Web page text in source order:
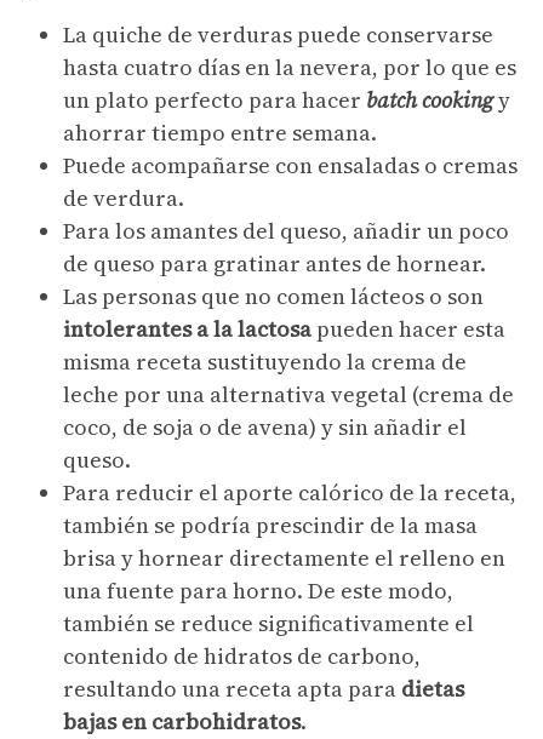
La quiche de verduras puede conservarse
hasta cuatro días en la nevera, por lo que es
un plato perfecto para hacer batch cookingy
ahorrar tiempo entre semana.
Puede acompañarse con ensaladas o cremas
de verdura.
Para los amantes del queso, añadir un poco
de queso para gratinar antes de hornear.
Las personas que no comen lácteos o son
intolerantes a la lactosa pueden hacer esta
misma receta sustituyendo la crema de
leche por una alternativa vegetal (crema de
coco, de soja o de avena) y sin añadir el
queso.
Para reducir el aporte calórico de la receta,
también se podría prescindir de la masa
brisa y hornear directamente el relleno en
una fuente para horno. De este modo,
también se reduce significativamente el
contenido de hidratos de carbono,
resultando una receta apta para dietas
bajas en carbohidratos.